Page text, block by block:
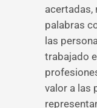
acertadas,
palabras
las
trabajado
valor a las